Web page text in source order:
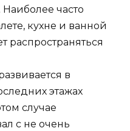
часто
кухне и ванной
распространяться
в
этажах
случае
с не очень